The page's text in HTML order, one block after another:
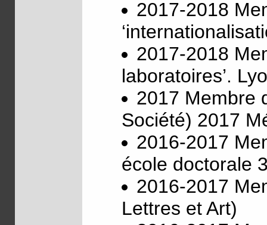
2017-2018
2017-2018
laboratoires’.
2017 Membre
Société) 2017
2016-2017
école doctorale
2016-2017
Lettres et Art)